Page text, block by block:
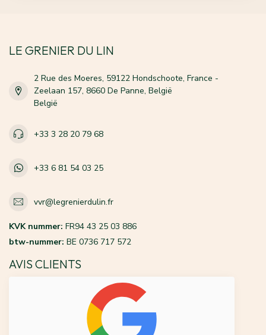
LE GRENIER DU LIN
2 Rue des Moeres, 59122 Hondschoote, France -
Zeelaan 157, 8660 De Panne, België
België
+33 3 28 20 79 68
+33 6 81 54 03 25
vvr@legrenierdulin.fr
KVK nummer: FR94 43 25 03 886
btw-nummer: BE 0736 717 572
AVIS CLIENTS